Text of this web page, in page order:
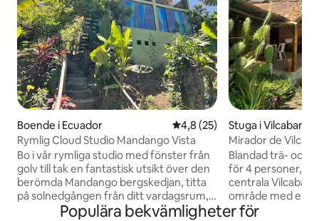
Boende i Ecuador 4,8 av 5 i genomsnittligt
4,8 (25)
Rymlig Cloud Studio Mandango Vista
Bo i vår rymliga studio med fönster från
golv till tak en fantastisk utsikt över den
berömda Mandango bergskedjan, titta
på solnedgången från ditt vardagsrum,
njut av privat våt bastu, w/fullt utrustat
Stuga i
Mirador de
Blandad trä- och
för 4 personer,
centrala
område med en
Longevidad-
Populära bekvämligheter för